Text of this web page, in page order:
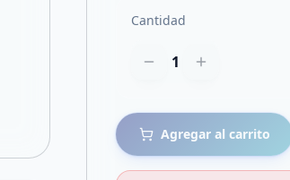
Cantidad
1
Agregar al carrito